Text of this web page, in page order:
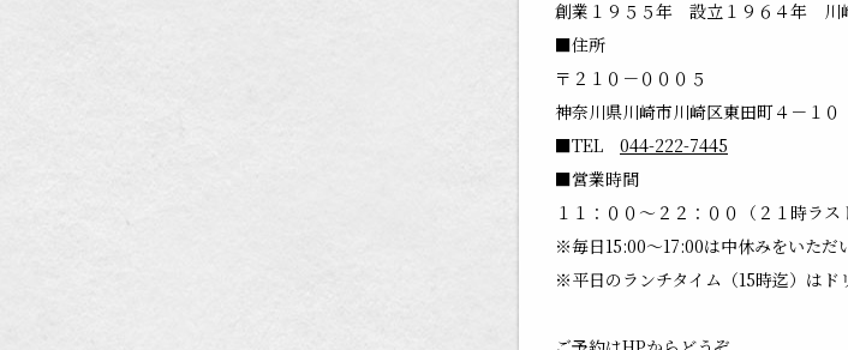
創業１９５５年 設立１９６４年 川
■住所
〒２１０－０００５
神奈川県川崎市川崎区東田町４－１０
■TEL 044-222-7445
■営業時間
１１：００～２２：００（２１時ラス
※毎日15:00～17:00は中休みをいただ
※平日のランチタイム（15時迄）はド